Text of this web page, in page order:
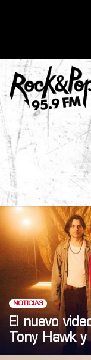
NOTICIAS
El nuevo
Tony Hawk